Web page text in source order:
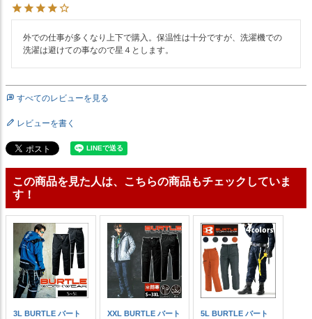
外での仕事が多くなり上下で購入。保温性は十分ですが、洗濯機での
すべてのレビューを見る
レビューを書く
この商品を見た人は、こちらの商品もチェックしていま
す！
3L BURTLE バート
XXL BURTLE バート
5L BURTLE バート